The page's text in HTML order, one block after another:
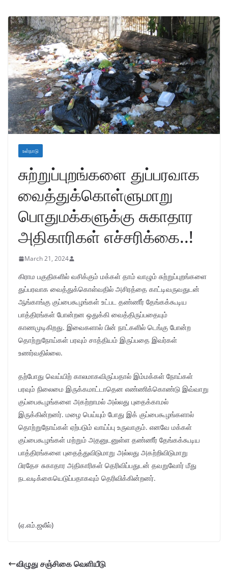
உள்நாடு
சுற்றுப்புறங்களை துப்பரவாக
வைத்துக்கொள்ளுமாறு
பொதுமக்களுக்கு சுகாதார
அதிகாரிகள் எச்சரிக்கை..!
March 21, 2024
கிராம பகுதிகளில் வசிக்கும் மக்கள் தாம் வாழும் சுற்றுப்புறங்களை
துப்பரவாக வைத்துக்கொள்வதில் அசிரத்தை காட்டிவருவதுடன்
ஆங்காங்கு குப்பைகூழங்கள் உட்பட தண்ணீர் தேங்கக்கூடிய
பாத்திரங்கள் போன்றன ஒதுக்கி வைத்திருப்பதையும்
காணமுடிகிறது. இவைகளால் பின் நாட்களில் டெங்கு போன்ற
தொற்றுநோய்கள் பரவும் சாத்தியம் இருப்பதை இவர்கள்
உணர்வதில்லை.
தற்போது வெய்யிற் காலமாகவிருப்பதால் இம்மக்கள் நோய்கள்
பரவும் நிலைமை இருக்கமாட்டாதென எண்ணிக்கொண்டு இவ்வாறு
குப்பைகூழங்களை அகற்றாமல் அல்லது புதைக்காமல்
இருக்கின்றனர். மழை பெய்யும் போது இக் குப்பைகூழங்களால்
தொற்றுநோய்கள் ஏற்படும் வாய்ப்பு உருவாகும். எனவே மக்கள்
குப்பைகூழங்கள் மற்றும் அதனுடனுள்ள தண்ணீர் தேங்கக்கூடிய
பாத்திரங்களை புதைத்துவிடுமாறு அல்லது அகற்றிவிடுமாறு
பிரதேச சுகாதார அதிகாரிகள் தெரிவிப்பதுடன் தவறுவோர் மீது
நடவடிக்கையெடுப்பதாகவும் தெரிவிக்கின்றனர்.
(ஏ.எம்.ஜலீல்)
விழுது சஞ்சிகை வெளியீடு